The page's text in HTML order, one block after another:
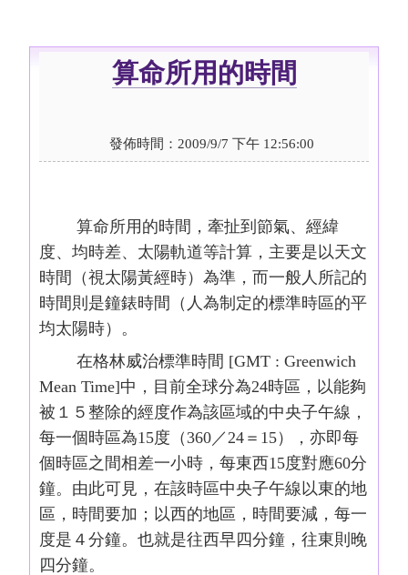
算命所用的時間
發佈時間：2009/9/7 下午 12:56:00
算命所用的時間，牽扯到節氣、經緯
度、均時差、太陽軌道等計算，主要是以天文
時間（視太陽黃經時）為準，而一般人所記的
時間則是鐘錶時間（人為制定的標準時區的平
均太陽時）。
在格林威治標準時間 [GMT : Greenwich
Mean Time]中，目前全球分為24時區，以能夠
被１５整除的經度作為該區域的中央子午線，
每一個時區為15度（360／24＝15），亦即每
個時區之間相差一小時，每東西15度對應60分
鐘。由此可見，在該時區中央子午線以東的地
區，時間要加；以西的地區，時間要減，每一
度是４分鐘。也就是往西早四分鐘，往東則晚
四分鐘。